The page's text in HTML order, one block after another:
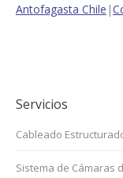
Antofagasta Chile |
Servicios
Cableado
Sistema de Cámaras